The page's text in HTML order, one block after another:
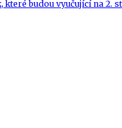
budou vyučující na 2.